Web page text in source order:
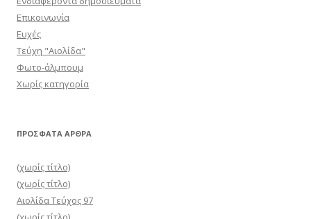
Επικοινωνία
Ευχές
Τεύχη "Αιολίδα"
Φωτο-άλμπουμ
Χωρίς κατηγορία
ΠΡΌΣΦΑΤΑ ΆΡΘΡΑ
(χωρίς τίτλο)
(χωρίς τίτλο)
Αιολίδα Τεύχος 97